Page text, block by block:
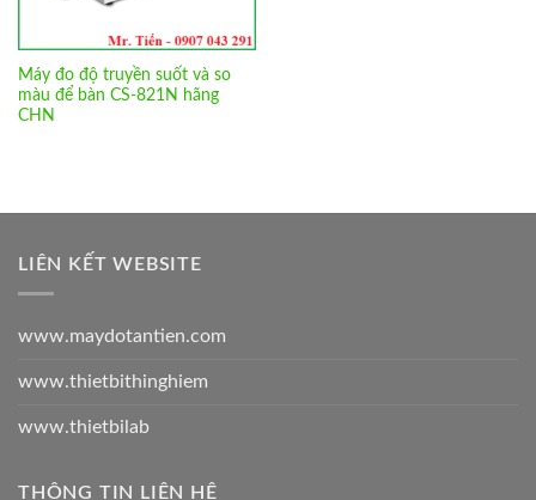
Máy đo độ truyền suốt và so
màu để bàn CS-821N hãng
CHN
LIÊN KẾT WEBSITE
www.maydotantien.com
www.thietbithinghiem
www.thietbilab
THÔNG TIN LIÊN HỆ